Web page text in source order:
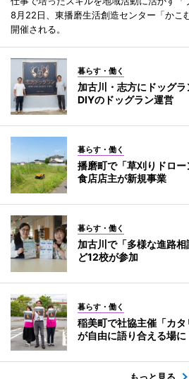
8月22日、東播磨生活創造センター「かこ
開催される。
暮らす・働く
加古川・志方にドッグ
DIYのドッグラン運営
暮らす・働く
播磨町で「草刈りドロ
食店店主が新規事業
暮らす・働く
加古川で「多様な進路
ど12校が参加
暮らす・働く
稲美町で社協主催「カ
が自由に語り合える場に
もっと見る